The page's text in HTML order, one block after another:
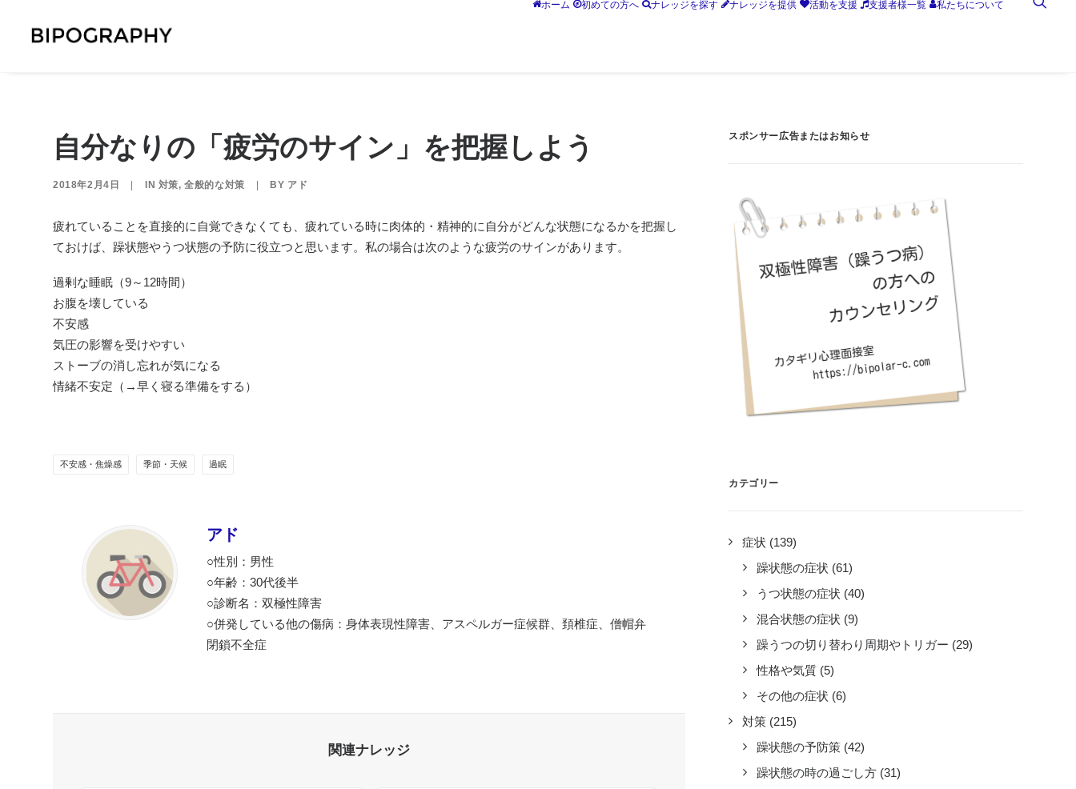
ホーム 初めての方へ ナレッジを探す ナレッジを提供 活動を支援 支援者様一覧 私たちについて
自分なりの「疲労のサイン」を把握しよう
2018年2月4日 IN 対策,全般的な対策 BY アド
疲れていることを直接的に自覚できなくても、疲れている時に肉体的・精神的に自分がどんな状態になるかを把握し
ておけば、 躁状態やうつ状態の予防に役立つと思います。私の場合は次のような疲労のサインがあります。
過剰な睡眠（9～12時間）
お腹を壊している
不安感
気圧の影響を受けやすい
ストーブの消し忘れが気になる
情緒不安定（→早く寝る準備をする）
不安感・焦燥感 季節・天候 過眠
アド
○性別：男性
○年齢：30代後半
○診断名：双極性障害
○併発している他の傷病：身体表現性障害、アスペルガー症候群、頚椎症、僧帽弁
閉鎖不全症
関連ナレッジ
スポンサー広告またはお知らせ
カテゴリー
症状 (139)
躁状態の症状 (61)
うつ状態の症状 (40)
混合状態の症状 (9)
躁うつの切り替わり周期やトリガー (29)
性格や気質 (5)
その他の症状 (6)
対策 (215)
躁状態の予防策 (42)
躁状態の時の過ごし方 (31)